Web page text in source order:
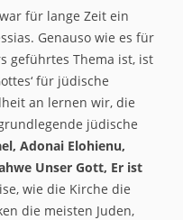
für lange Zeit ein
Genauso wie es für
geführtes Thema ist, ist
für jüdische
an lernen wir, die
jüdische
Adonai Elohienu,
Unser Gott, Er ist
wie die Kirche die
die meisten Juden,